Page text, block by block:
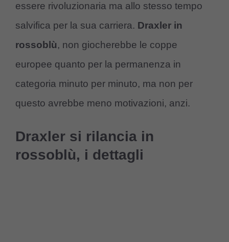
essere rivoluzionaria ma allo stesso tempo
salvifica per la sua carriera. Draxler in
rossoblù, non giocherebbe le coppe
europee quanto per la permanenza in
categoria minuto per minuto, ma non per
questo avrebbe meno motivazioni, anzi.
Draxler si rilancia in
rossoblù, i dettagli